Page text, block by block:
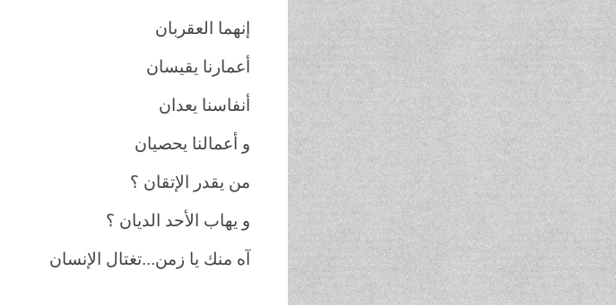
إنهما العقربان
أعمارنا يقيسان
أنفاسنا يعدان
و أعمالنا يحصيان
من يقدر الإتقان ؟
و يهاب الأحد الديان ؟
آه منك يا زمن...تغتال الإنسان